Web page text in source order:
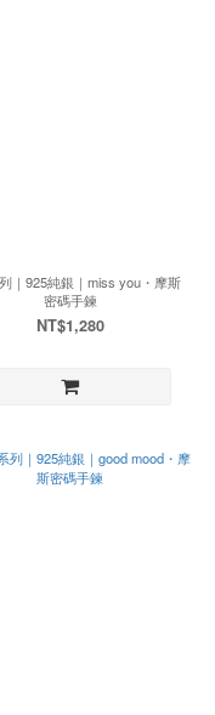
｜925純銀｜miss you・摩斯
密碼手鍊
NT$1,280